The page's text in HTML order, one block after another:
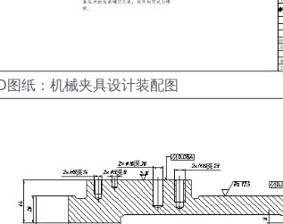
图纸：机械夹具设计装配图